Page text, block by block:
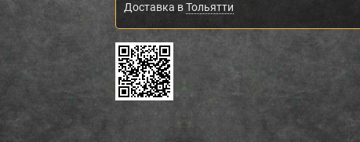
Доставка вТольятти